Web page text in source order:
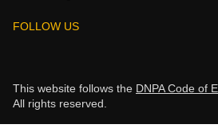
FOLLOW US
This website follows the DNPA Code of
All rights reserved.